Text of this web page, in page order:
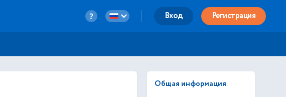
Вход Регистрация
Общая информация